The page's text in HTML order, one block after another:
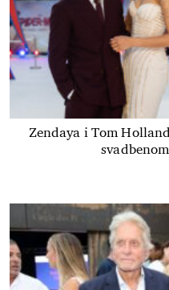
Zendaya i Tom